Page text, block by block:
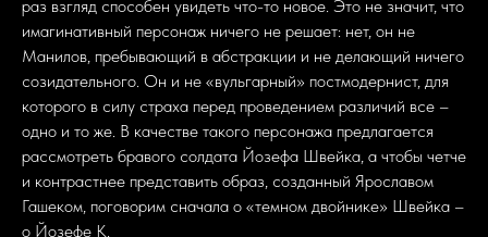
раз взгляд способен увидеть что-то новое. Это не значит, что
имагинативный персонаж ничего не решает: нет, он не
Манилов, пребывающий в абстракции и не делающий ничего
созидательного. Он и не «вульгарный» постмодернист, для
которого в силу страха перед проведением различий все –
одно и то же. В качестве такого персонажа предлагается
рассмотреть бравого солдата Йозефа Швейка, а чтобы четче
и контрастнее представить образ, созданный Ярославом
Гашеком, поговорим сначала о «темном двойнике» Швейка –
о Йозефе К.